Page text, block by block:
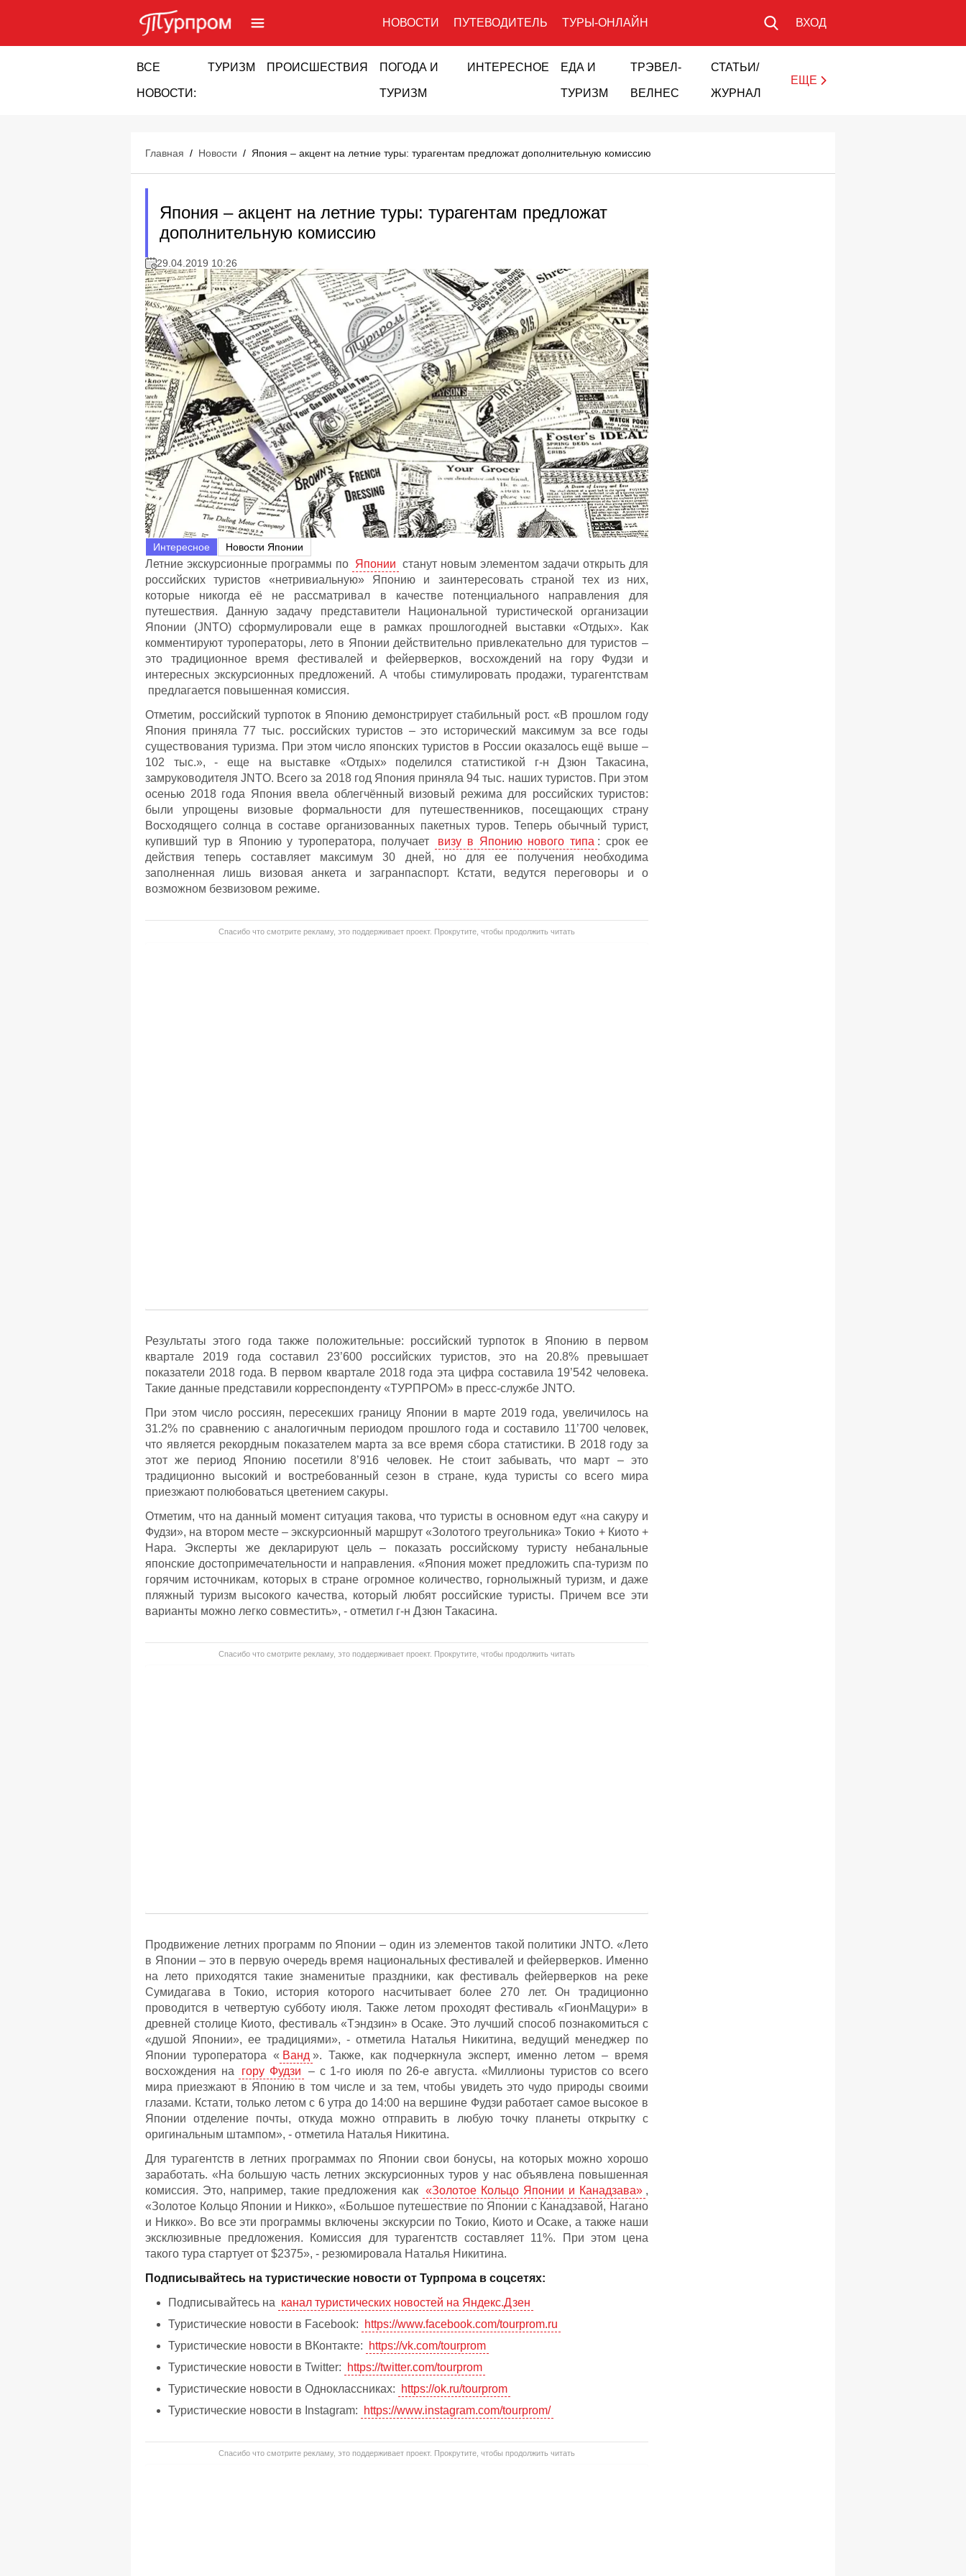
НОВОСТИ ПУТЕВОДИТЕЛЬ ТУРЫ-ОНЛАЙН ВХОД
ВСЕ
НОВОСТИ:
ТУРИЗМ ПРОИСШЕСТВИЯ ПОГОДА И
ТУРИЗМ
ИНТЕРЕСНОЕ ЕДА И
ТУРИЗМ
ТРЭВЕЛ-
ВЕЛНЕС
СТАТЬИ/
ЖУРНАЛ
ЕЩЕ
Главная / Новости / Япония – акцент на летние туры: турагентам предложат дополнительную комиссию
Япония – акцент на летние туры: турагентам предложат
дополнительную комиссию
29.04.2019 10:26
Интересное Новости Японии
Летние экскурсионные программы по Японии станут новым элементом задачи открыть для
российских туристов «нетривиальную» Японию и заинтересовать страной тех из них,
которые никогда её не рассматривал в качестве потенциального направления для
путешествия. Данную задачу представители Национальной туристической организации
Японии (JNTO) сформулировали еще в рамках прошлогодней выставки «Отдых». Как
комментируют туроператоры, лето в Японии действительно привлекательно для туристов –
это традиционное время фестивалей и фейерверков, восхождений на гору Фудзи и
интересных экскурсионных предложений. А чтобы стимулировать продажи, турагентствам
предлагается повышенная комиссия.
Отметим, российский турпоток в Японию демонстрирует стабильный рост. «В прошлом году
Япония приняла 77 тыс. российских туристов – это исторический максимум за все годы
существования туризма. При этом число японских туристов в России оказалось ещё выше –
102 тыс.», - еще на выставке «Отдых» поделился статистикой г-н Дзюн Такасина,
замруководителя JNTO. Всего за 2018 год Япония приняла 94 тыс. наших туристов. При этом
осенью 2018 года Япония ввела облегчённый визовый режима для российских туристов:
были упрощены визовые формальности для путешественников, посещающих страну
Восходящего солнца в составе организованных пакетных туров. Теперь обычный турист,
купивший тур в Японию у туроператора, получает
визу в Японию нового типа : срок ее
действия теперь составляет максимум 30 дней, но для ее получения необходима
заполненная лишь визовая анкета и загранпаспорт. Кстати, ведутся переговоры и о
возможном безвизовом режиме.
Спасибо что смотрите рекламу, это поддерживает проект. Прокрутите, чтобы продолжить читать
Результаты этого года также положительные: российский турпоток в Японию в первом
квартале 2019 года составил 23’600 российских туристов, это на 20.8% превышает
показатели 2018 года. В первом квартале 2018 года эта цифра составила 19’542 человека.
Такие данные представили корреспонденту «ТУРПРОМ» в пресс-службе JNTO.
При этом число россиян, пересекших границу Японии в марте 2019 года, увеличилось на
31.2% по сравнению с аналогичным периодом прошлого года и составило 11’700 человек,
что является рекордным показателем марта за все время сбора статистики. В 2018 году за
этот же период Японию посетили 8’916 человек. Не стоит забывать, что март – это
традиционно высокий и востребованный сезон в стране, куда туристы со всего мира
приезжают полюбоваться цветением сакуры.
Отметим, что на данный момент ситуация такова, что туристы в основном едут «на сакуру и
Фудзи», на втором месте – экскурсионный маршрут «Золотого треугольника» Токио + Киото +
Нара. Эксперты же декларируют цель – показать российскому туристу небанальные
японские достопримечательности и направления. «Япония может предложить спа-туризм по
горячим источникам, которых в стране огромное количество, горнолыжный туризм, и даже
пляжный туризм высокого качества, который любят российские туристы. Причем все эти
варианты можно легко совместить», - отметил г-н Дзюн Такасина.
Спасибо что смотрите рекламу, это поддерживает проект. Прокрутите, чтобы продолжить читать
Продвижение летних программ по Японии – один из элементов такой политики JNTO. «Лето
в Японии – это в первую очередь время национальных фестивалей и фейерверков. Именно
на лето приходятся такие знаменитые праздники, как фестиваль фейерверков на реке
Сумидагава в Токио, история которого насчитывает более 270 лет. Он традиционно
проводится в четвертую субботу июля. Также летом проходят фестиваль «ГионМацури» в
древней столице Киото, фестиваль «Тэндзин» в Осаке. Это лучший способ познакомиться с
«душой Японии», ее традициями», - отметила Наталья Никитина, ведущий менеджер по
Японии туроператора « Ванд ». Также, как подчеркнула эксперт, именно летом – время
восхождения на
гору Фудзи
– с 1-го июля по 26-е августа. «Миллионы туристов со всего
мира приезжают в Японию в том числе и за тем, чтобы увидеть это чудо природы своими
глазами. Кстати, только летом с 6 утра до 14:00 на вершине Фудзи работает самое высокое в
Японии отделение почты, откуда можно отправить в любую точку планеты открытку с
оригинальным штампом», - отметила Наталья Никитина.
Для турагентств в летних программах по Японии свои бонусы, на которых можно хорошо
заработать. «На большую часть летних экскурсионных туров у нас объявлена повышенная
комиссия. Это, например, такие предложения как «Золотое Кольцо Японии и Канадзава» ,
«Золотое Кольцо Японии и Никко», «Большое путешествие по Японии с Канадзавой, Нагано
и Никко». Во все эти программы включены экскурсии по Токио, Киото и Осаке, а также наши
эксклюзивные предложения. Комиссия для турагентств составляет 11%. При этом цена
такого тура стартует от $2375», - резюмировала Наталья Никитина.
Подписывайтесь на туристические новости от Турпрома в соцсетях:
Подписывайтесь на канал туристических новостей на Яндекс.Дзен
Туристические новости в Facebook:
https://www.facebook.com/tourprom.ru
Туристические новости в ВКонтакте:
https://vk.com/tourprom
Туристические новости в Twitter:
https://twitter.com/tourprom
Туристические новости в Одноклассниках:
https://ok.ru/tourprom
Туристические новости в Instagram:
https://www.instagram.com/tourprom/
Спасибо что смотрите рекламу, это поддерживает проект. Прокрутите, чтобы продолжить читать